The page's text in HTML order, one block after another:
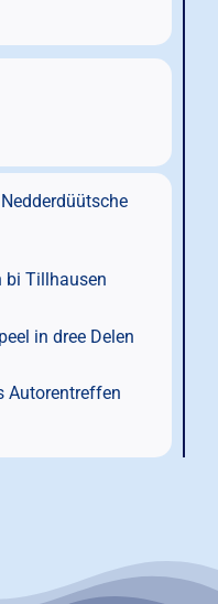
bi Tillhausen
in dree Delen
Autorentreffen